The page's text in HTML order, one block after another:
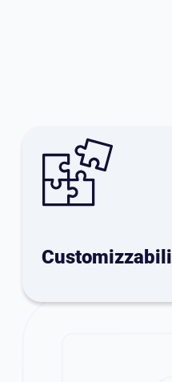
Customizzabili